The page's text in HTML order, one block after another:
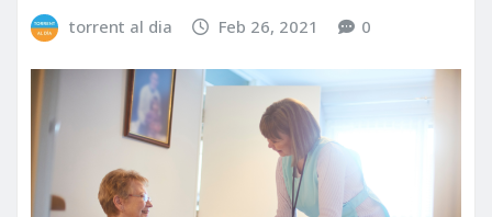
torrent al dia Feb 26, 2021 0